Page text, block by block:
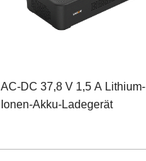
AC-DC 37,8 V 1,5 A Lithium-
Ionen-Akku-Ladegerät